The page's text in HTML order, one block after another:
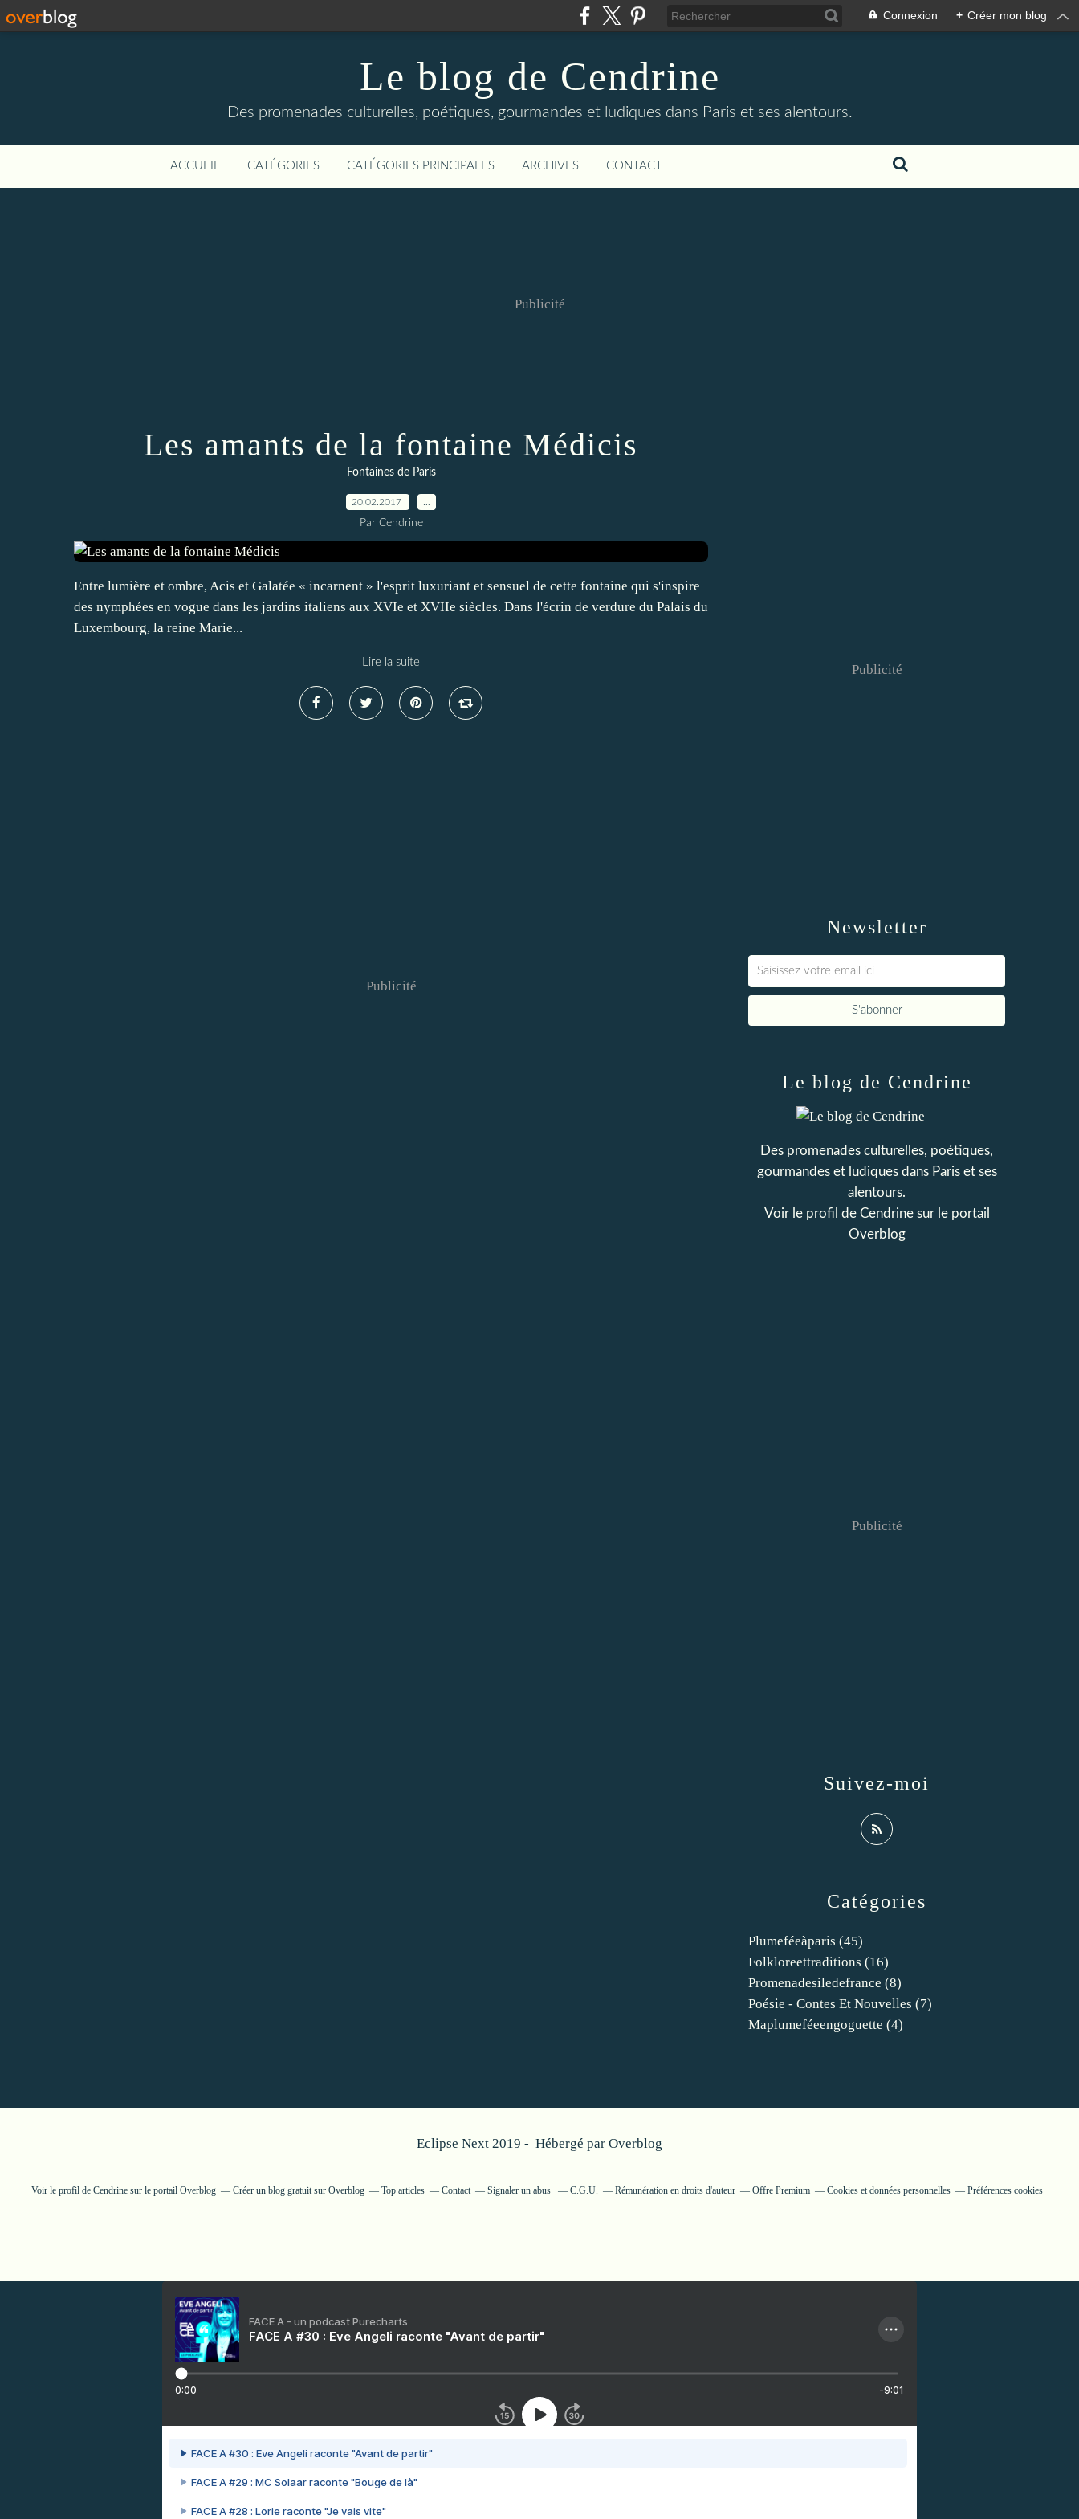
Connexion + Créer mon blog
Le blog de Cendrine
Des promenades culturelles, poétiques, gourmandes et ludiques dans Paris et ses alentours.
ACCUEIL CATÉGORIES CATÉGORIES PRINCIPALES ARCHIVES CONTACT
Publicité
Les amants de la fontaine Médicis
Fontaines de Paris
20.02.2017
Par Cendrine
Entre lumière et ombre, Acis et Galatée « incarnent » l'esprit luxuriant et sensuel de cette fontaine qui s'inspire
des nymphées en vogue dans les jardins italiens aux XVIe et XVIIe siècles. Dans l'écrin de verdure du Palais du
Luxembourg, la reine Marie...
Lire la suite
Publicité
Newsletter
Publicité
Catégories
Plumeféeàparis (45)
Folkloreettraditions (16)
Promenadesiledefrance (8)
Poésie - Contes Et Nouvelles (7)
Maplumeféeengoguette (4)
Le blog de Cendrine
Des promenades culturelles, poétiques,
gourmandes et ludiques dans Paris et ses
alentours.
Voir le profil de Cendrinesur le portail
Overblog
Suivez-moi
Publicité
Eclipse Next 2019 - Hébergé par Overblog
Voir le profil de Cendrine sur le portail Overblog Créer un blog gratuit sur Overblog Top articles Contact Signaler un abus C.G.U. Rémunération en droits d'auteur Offre Premium Cookies et données personnelles Préférences cookies
FACE A - un podcast Purecharts
FACE A #30 : Eve Angeli raconte "Avant de partir"
0:00 -9:01
FACE A #30 : Eve Angeli raconte "Avant de partir"
FACE A #29 : MC Solaar raconte "Bouge de là"
FACE A #28 : Lorie raconte "Je vais vite"